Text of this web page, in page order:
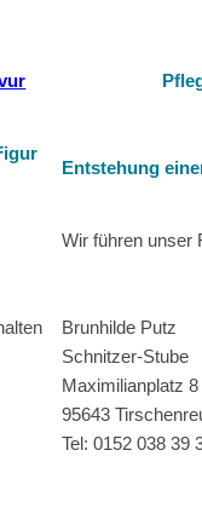
Entstehung
Wir führen unser
Brunhilde Putz
Schnitzer-Stube
Maximilianplatz 8
95643
Tel: 0152 038 39